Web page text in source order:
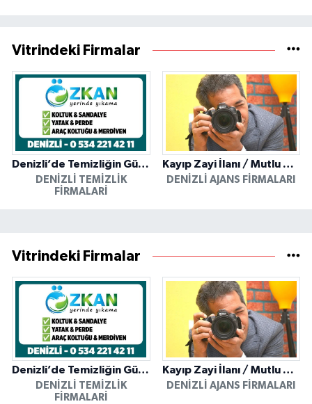
Vitrindeki Firmalar
Denizli’de Temizliğin Güvenilir Adresi: Özkan Yerinde Yıkama
DENIZLI TEMIZLIK
FIRMALARI
Kayıp Zayi İlanı / Mutlu Ajans / Denizli
DENIZLI AJANS FIRMALARI
Vitrindeki Firmalar
Denizli’de Temizliğin Güvenilir Adresi: Özkan Yerinde Yıkama
DENIZLI TEMIZLIK
FIRMALARI
Kayıp Zayi İlanı / Mutlu Ajans / Denizli
DENIZLI AJANS FIRMALARI